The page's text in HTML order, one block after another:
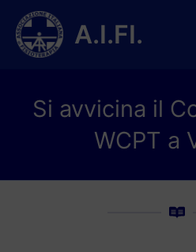
contenuto
A.I.FI.
Si avvicina il
WCPT a